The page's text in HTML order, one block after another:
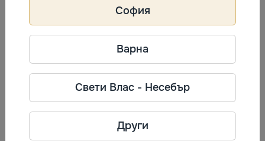
София
Варна
Свети Влас - Несебър
Други